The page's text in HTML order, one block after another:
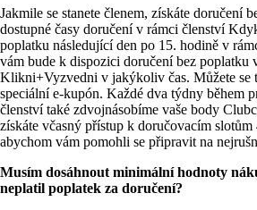
Jakmile se stanete členem, získáte doručení
dostupné časy doručení v rámci členství
poplatku následující den po 15. hodině v
vám bude k dispozici doručení bez poplatku
Klikni+Vyzvedni v jakýkoliv čas. Můžete se
speciální e-kupón. Každé dva týdny během
členství také zdvojnásobíme vaše body
získáte včasný přístup k doručovacím
abychom vám pomohli se připravit na
Musím dosáhnout minimální hodnoty
neplatil poplatek za doručení?